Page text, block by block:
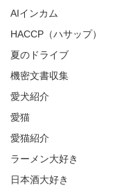
AIインカム
HACCP（ハサップ）
夏のドライブ
機密文書収集
愛犬紹介
愛猫
愛猫紹介
ラーメン大好き
日本酒大好き